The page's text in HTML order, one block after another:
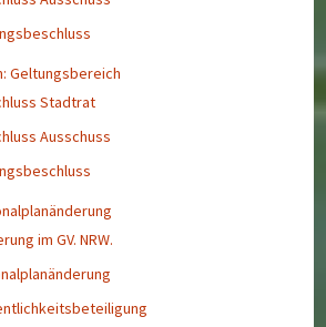
Geltungsbereich
Stadtrat
Ausschuss
im GV. NRW.